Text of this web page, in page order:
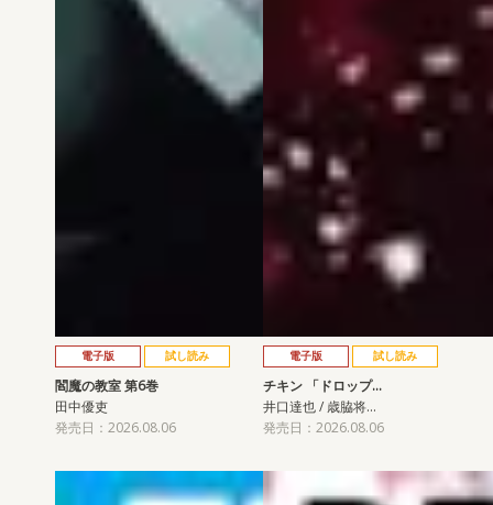
電子版 試し読み
閻魔の教室 第6巻
田中優吏
発売日：2026.08.06
電子版 試し読み
チキン 「ドロップ…
井口達也 / 歳脇将…
発売日：2026.08.06